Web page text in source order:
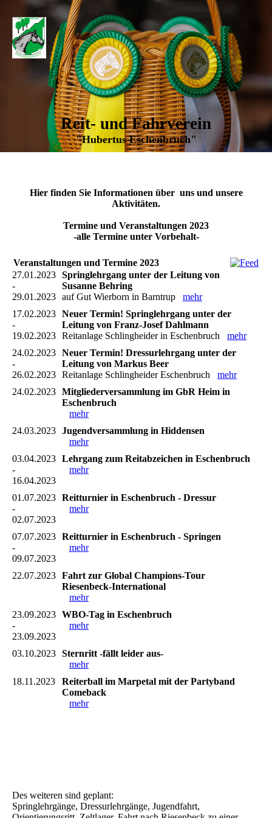
Reit- und Fahrverein
"Hubertus Eschenbruch"
Hier finden Sie Informationen über uns und unsere
Aktivitäten.
Termine und Veranstaltungen 2023
-alle Termine unter Vorbehalt-
Veranstaltungen und Termine 2023
27.01.2023
-
29.01.2023
Springlehrgang unter der Leitung von
Susanne Behring
auf Gut Wierborn in Barntrup mehr
17.02.2023
-
19.02.2023
Neuer Termin! Springlehrgang unter der
Leitung von Franz-Josef Dahlmann
Reitanlage Schlingheider in Eschenbruch mehr
24.02.2023
-
26.02.2023
Neuer Termin! Dressurlehrgang unter der
Leitung von Markus Beer
Reitanlage Schlingheider Eschenbruch mehr
24.02.2023 Mitgliederversammlung im GbR Heim in
Eschenbruch
mehr
24.03.2023 Jugendversammlung in Hiddensen
mehr
03.04.2023
-
16.04.2023
Lehrgang zum Reitabzeichen in Eschenbruch
mehr
01.07.2023
-
02.07.2023
Reitturnier in Eschenbruch - Dressur
mehr
07.07.2023
-
09.07.2023
Reitturnier in Eschenbruch - Springen
mehr
22.07.2023 Fahrt zur Global Champions-Tour
Riesenbeck-International
mehr
23.09.2023
-
23.09.2023
WBO-Tag in Eschenbruch
mehr
03.10.2023 Sternritt -fällt leider aus-
mehr
18.11.2023
Reiterball im Marpetal mit der Partyband
Comeback
mehr
Des weiteren sind geplant:
Springlehrgänge, Dressurlehrgänge, Jugendfahrt,